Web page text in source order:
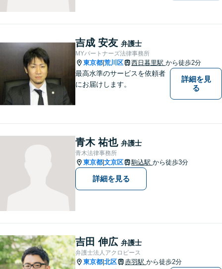
が丁寧に対応します。弁護士
は敷居が高いと感じておられ
る方はぜひご相談ください。
吉成 安友 弁護士
MYパートナーズ法律事務所
東京都 荒川区 西日暮里駅 から徒歩2分
最高水準のサービスを依頼者
にお届けします。
詳細を見
る
青木 祐也 弁護士
青木法律事務所
東京都 文京区 駒込駅 から徒歩3分
詳細を見る
吉田 伸広 弁護士
弁護士法人アクロピース
東京都 北区 赤羽駅 から徒歩2分